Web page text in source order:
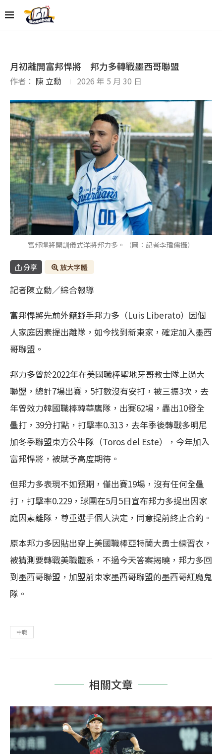
月初離開富邦悍將 邦力多轉戰墨西哥聯盟
作者： 陳 立勳 2026 年 5 月 30 日
富邦悍將開訓儀式洋將邦力多。（圖：記者李瑋儒攝）
分享 放大字體
記者陳立勳／綜合報導
富邦悍將先前外籍野手邦力多（Luis Liberato）因個
人家庭因素提出離隊，如今找到新東家，確定加入墨西
哥聯盟。
邦力多曾於2022年在美國職棒聖地牙哥教士隊上過大
聯盟，總計7場出賽，5打數沒有安打，被三振3次，去
年曾效力韓國職棒韓華鷹隊，出賽62場，轟出10發全
壘打，39分打點，打擊率0.313，去年季後轉戰多明尼
加冬季聯盟東方公牛隊（Toros del Este），今年加入
富邦悍將，被賦予高度期待。
但邦力多表現不如預期，僅出賽19場，沒有任何全壘
打，打擊率0.229，球團在5月5日宣布邦力多提出因家
庭因素離隊，尊重選手個人決定，同意提前終止合約。
原本邦力多因貼出穿上美國職棒亞特蘭大勇士練習衣，
被猜測要轉戰美職體系，不過今天答案揭曉，邦力多回
到墨西哥聯盟，加盟前東家墨西哥聯盟的墨西哥紅魔鬼
隊。
中職
相關文章